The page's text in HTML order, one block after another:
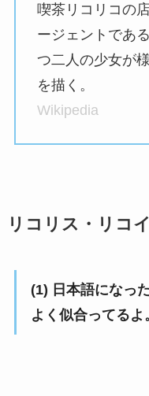
喫茶リコリコの
ージェントであ
つ二人の少女が
を描く。
Wikipedia
リコリス・リコ
(1) 日本語になっ
よく似合ってるよ